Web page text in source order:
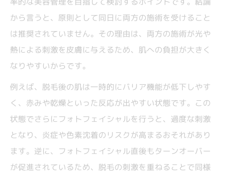
から言うと、原則として同日に両方の施術を受けること
は推奨されていません。その理由は、両方の施術が光や
熱による刺激を皮膚に与えるため、肌への負担が大きく
なりやすいからです。
例えば、脱毛後の肌は一時的にバリア機能が低下しやす
く、赤みや乾燥といった反応が出やすい状態です。この
状態でさらにフォトフェイシャルを行うと、過度な刺激
となり、炎症や色素沈着のリスクが高まるおそれがあり
ます。逆に、フォトフェイシャル直後もターンオーバー
が促進されているため、脱毛の刺激を重ねることで同様